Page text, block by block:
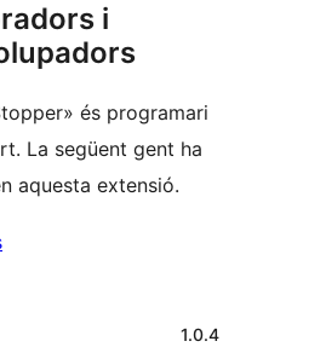
i
és programari
La següent gent ha
aquesta extensió.
1.0.4